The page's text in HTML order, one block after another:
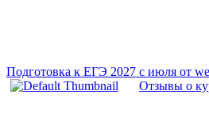
Подготовка к ЕГЭ 2027 с июля от
Отзывы о